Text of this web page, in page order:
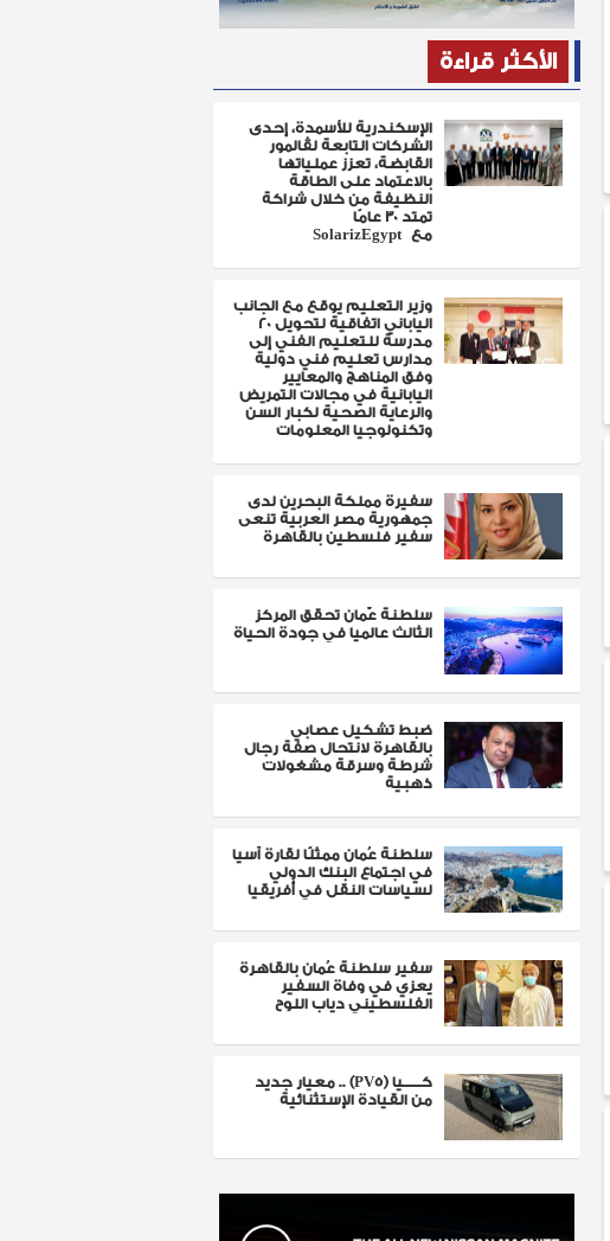
الأكثر قراءة
الإسكندرية للأسمدة، إحدى
الشركات التابعة لڤالمور
القابضة، تعزز عملياتها
بالاعتماد على الطاقة
النظيفة من خلال شراكة
تمتد 30 عامًا
مع SolarizEgypt
وزير التعليم يوقع مع الجانب
الياباني اتفاقية لتحويل 20
مدرسة للتعليم الفني إلى
مدارس تعليم فني دولية
وفق المناهج والمعايير
اليابانية في مجالات التمريض
والرعاية الصحية لكبار السن
وتكنولوجيا المعلومات
سفيرة مملكة البحرين لدى
جمهورية مصر العربية تنعى
سفير فلسطين بالقاهرة
سلطنة عٌمان تحقق المركز
الثالث عالميا في جودة الحياة
ضبط تشكيل عصابي
بالقاهرة لانتحال صفة رجال
شرطة وسرقة مشغولات
ذهبية
سلطنة عُمان ممثلًا لقارة آسيا
في اجتماع البنك الدولي
لسياسات النقل في أفريقيا
سفير سلطنة عُمان بالقاهرة
يعزي في وفاة السفير
الفلسطيني دياب اللوح
كـــــيا (PV5) .. معيار جديد
من القيادة الإستثنائية